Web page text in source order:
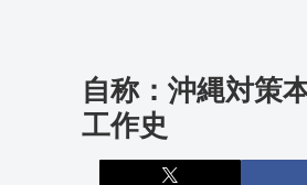
自称：沖縄対策
工作史